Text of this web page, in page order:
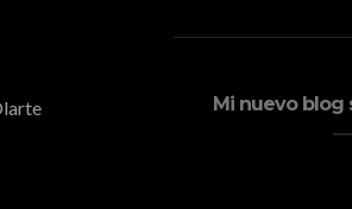
Mi nuevo blog